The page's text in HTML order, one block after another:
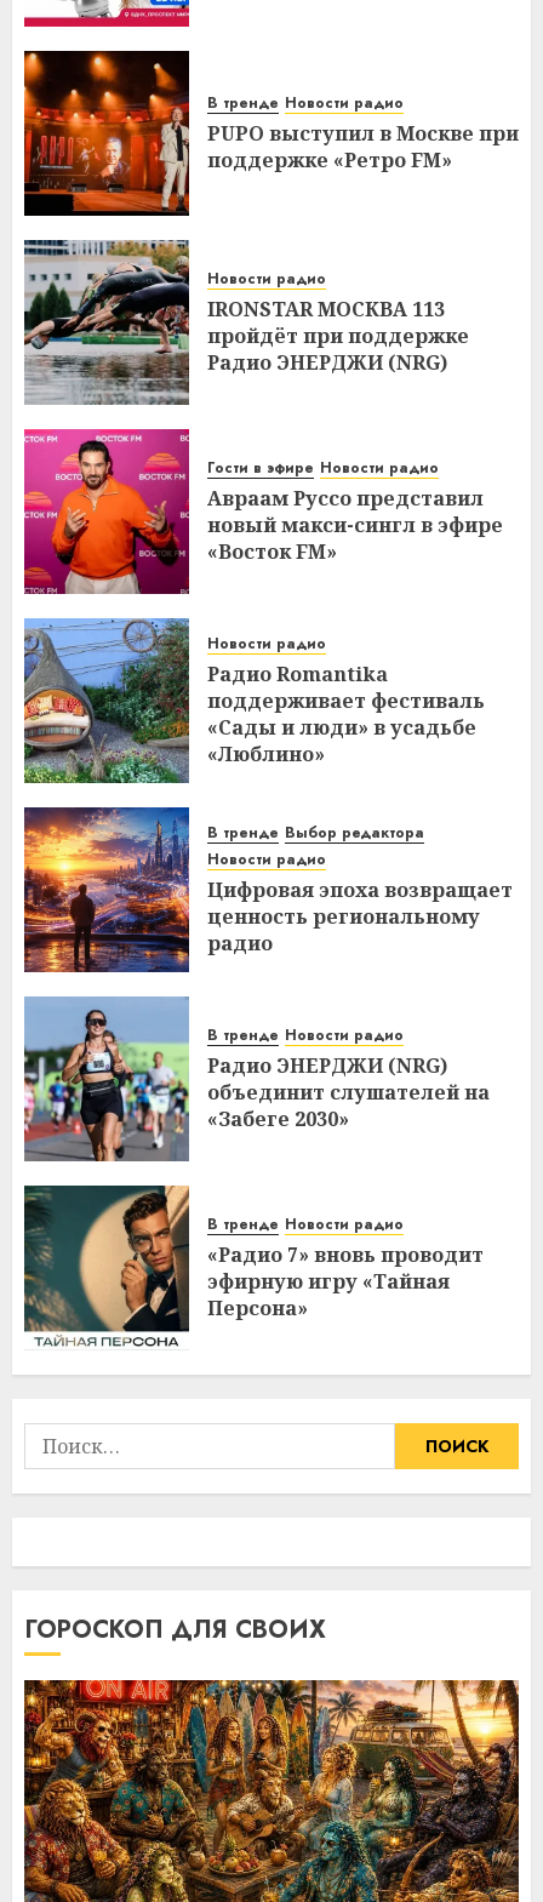
В тренде Новости радио
PUPO выступил в Москве при
поддержке «Ретро FM»
Новости радио
IRONSTAR МОСКВА 113
пройдёт при поддержке
Радио ЭНЕРДЖИ (NRG)
Гости в эфире Новости радио
Авраам Руссо представил
новый макси-сингл в эфире
«Восток FM»
Новости радио
Радио Romantika
поддерживает фестиваль
«Сады и люди» в усадьбе
«Люблино»
В тренде Выбор редактора
Новости радио
Цифровая эпоха возвращает
ценность региональному
радио
В тренде Новости радио
Радио ЭНЕРДЖИ (NRG)
объединит слушателей на
«Забеге 2030»
В тренде Новости радио
«Радио 7» вновь проводит
эфирную игру «Тайная
Персона»
Найти:
ГОРОСКОП ДЛЯ СВОИХ